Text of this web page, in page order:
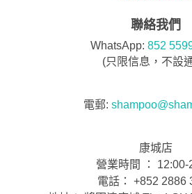
聯絡我們
WhatsApp: 852
(只限信息，不設
電郵:
康城店
營業時間 ： 12:00-
電話： +852 2886